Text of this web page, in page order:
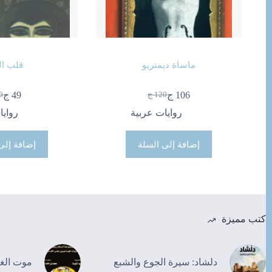
ماساة ديمتريو
120 ج
السعر
الأصلي
106 جالسعر
الحالي
روايات عربية
إضافة إلى السلة
قلب
49 ج
إضافة
كتب مميزة
دلشاد: سيرة الجوع والشبع موت